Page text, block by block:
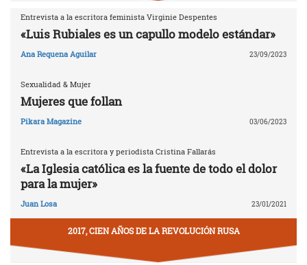
Entrevista a la escritora feminista Virginie Despentes
«Luis Rubiales es un capullo modelo estándar»
Ana Requena Aguilar 23/09/2023
Sexualidad & Mujer
Mujeres que follan
Pikara Magazine 03/06/2023
Entrevista a la escritora y periodista Cristina Fallarás
«La Iglesia católica es la fuente de todo el dolor
para la mujer»
Juan Losa 23/01/2021
2017, CIEN AÑOS DE LA REVOLUCIÓN RUSA